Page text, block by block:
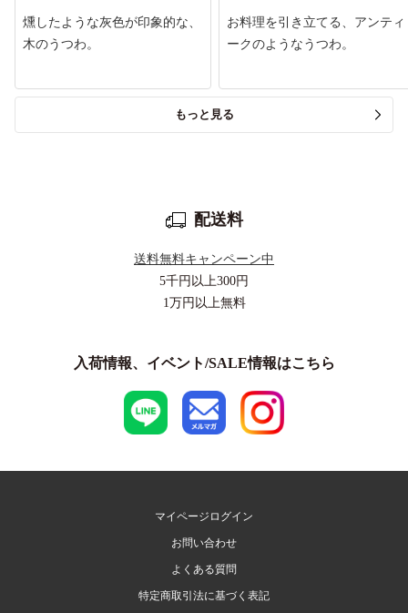
燻したような灰色が印象的な、
木のうつわ。
お料理を引き立てる、アンティ
ークのようなうつわ。
もっと見る
配送料
送料無料キャンペーン中
5千円以上300円
1万円以上無料
入荷情報、イベント/SALE情報はこちら
マイページログイン
お問い合わせ
よくある質問
特定商取引法に基づく表記